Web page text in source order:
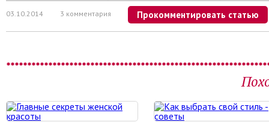
03.10.2014 3 комментария Прокомментировать статью